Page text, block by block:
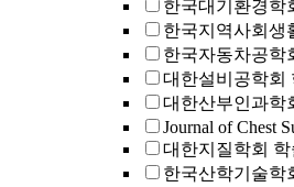
한국대기환경학
한국지역사회생
한국자동차공학
대한설비공학회
대한산부인과학
Journal of Chest
대한지질학회 학
한국산학기술학